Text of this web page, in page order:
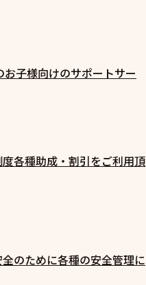
子様向けのサポートサー
各種助成・割引をご利用頂
のために各種の安全管理に